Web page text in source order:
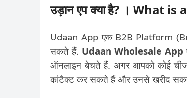
उड़ान एप क्या है? । What
Udaan App एक B2B Platform
सकते हैं. Udaan Wholesale App
ऑनलाइन बेचते हैं. अगर आपको कोई चीज
कांटैक्ट कर सकते हैं और उनसे खरीद सकते